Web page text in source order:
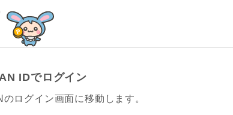
IDでログイン
ログイン画面に移動します。